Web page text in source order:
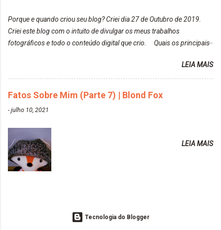
de um determinado lugar ou de algo que estou
fotografan...
Turkiss Blue
https://www.adrielly.com.br/2020/02/keraton-hard-
colors-turkiss-blue.html ✨ Alpha Line | Máscara
Ozzy Lilac
em meu cabelo, pois, sempre jogava tinta em cima
Porque e quando criou seu blog? Criei dia 27 de Outubro de 2019.
Criei este blog com o intuito de divulgar os meus trabalhos
fotográficos e todo o conteúdo digital que crio. Quais os principais
vida de Blogueira? Tem sido um sonho. Minha família me apoia muito.
Qual a parte chata da vida de Blogueira? Às vezes, a criatividade vai
embora... O que tem de melhor em ser Blogueira? Ver o seu trabalho
sendo reconhecido. Aonde deseja chegar com o seu Blog? Muito
além daquilo que imagino. Seu blog pra você é profissional ou passa-
tempo? Vejo como sendo profissional. Me empenho muito fazendo
tudo para ele. Quais blogs acompanha, e quais indica? Eu acompanho
o Drilly Design e comecei a ler as postagens do antigo blog da Sweet
Carol "Magic Days". Tem sido fácil o convívio com seguidoras e
leitoras? Claro. Seu blog já esta como quer, ou ainda ...
LEIA MAIS
Fatos Sobre Mim (Parte 7) | Blond Fox
-julho 10, 2021
LEIA MAIS
Tecnologia do Blogger